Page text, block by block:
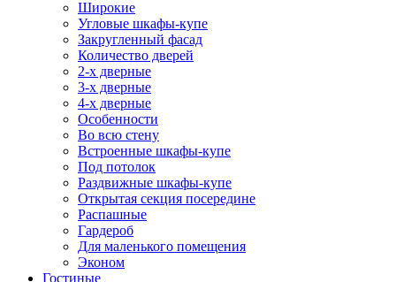
Широкие
Угловые шкафы-купе
Закругленный фасад
Количество дверей
2-х дверные
3-х дверные
4-х дверные
Особенности
Во всю стену
Встроенные шкафы-купе
Под потолок
Раздвижные шкафы-купе
Открытая секция посередине
Распашные
Гардероб
Для маленького помещения
Эконом
Гостиные